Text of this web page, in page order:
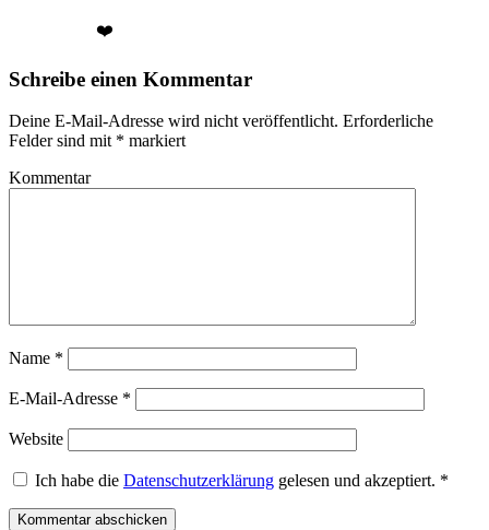
❤️
Schreibe einen Kommentar
Deine E-Mail-Adresse wird nicht veröffentlicht. Erforderliche
Felder sind mit * markiert
Kommentar
Name *
E-Mail-Adresse *
Website
Ich habe die Datenschutzerklärung gelesen und akzeptiert. *